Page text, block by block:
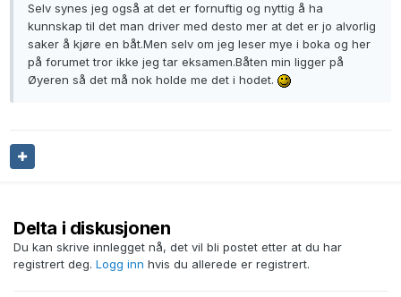
Selv synes jeg også at det er fornuftig og nyttig å ha
kunnskap til det man driver med desto mer at det er jo alvorlig
saker å kjøre en båt.Men selv om jeg leser mye i boka og her
på forumet tror ikke jeg tar eksamen.Båten min ligger på
Øyeren så det må nok holde me det i hodet.
Delta i diskusjonen
Du kan skrive innlegget nå, det vil bli postet etter at du har
registrert deg. Logg inn hvis du allerede er registrert.